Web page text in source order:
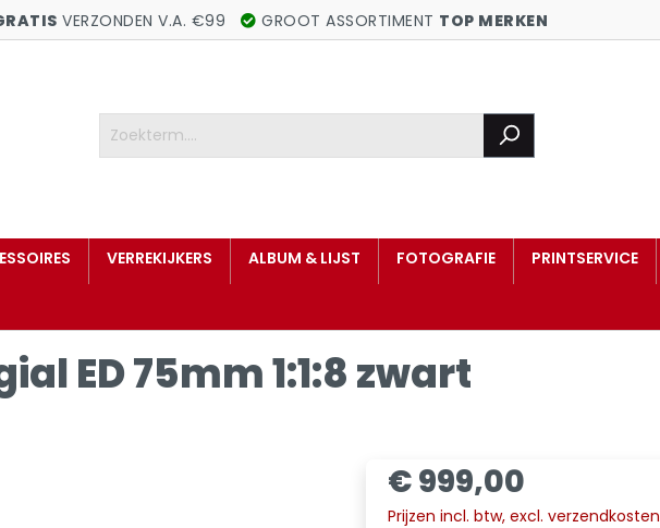
VERZONDEN V.A. €99 GROOT ASSORTIMENT TOP MERKEN
VERREKIJKERS ALBUM & LIJST FOTOGRAFIE PRINTSERVICE
ED 75mm 1:1:8 zwart
€ 999,00
Prijzen incl. btw, excl. verzendkosten